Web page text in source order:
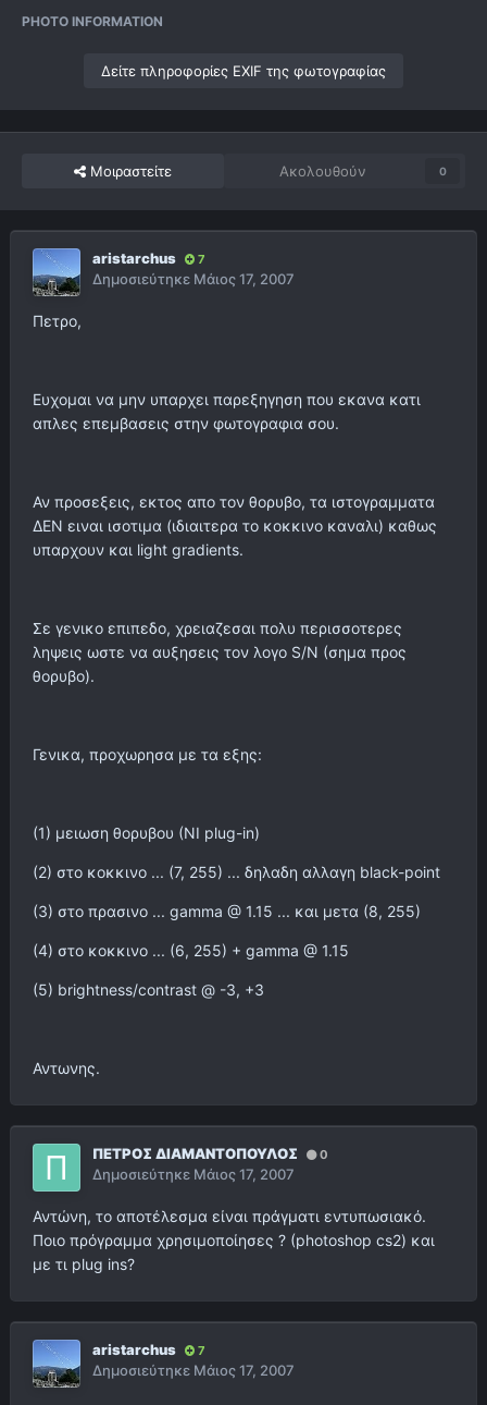
PHOTO INFORMATION
Δείτε πληροφορίες EXIF της φωτογραφίας
Μοιραστείτε Ακολουθούν 0
aristarchus 7
Δημοσιεύτηκε Μάιος 17, 2007
Πετρο,
Ευχομαι να μην υπαρχει παρεξηγηση που εκανα κατι
απλες επεμβασεις στην φωτογραφια σου.
Αν προσεξεις, εκτος απο τον θορυβο, τα ιστογραμματα
ΔΕΝ ειναι ισοτιμα (ιδιαιτερα το κοκκινο καναλι) καθως
υπαρχουν και light gradients.
Σε γενικο επιπεδο, χρειαζεσαι πολυ περισσοτερες
ληψεις ωστε να αυξησεις τον λογο S/N (σημα προς
θορυβο).
Γενικα, προχωρησα με τα εξης:
(1) μειωση θορυβου (ΝΙ plug-in)
(2) στο κοκκινο ... (7, 255) ... δηλαδη αλλαγη black-point
(3) στο πρασινο ... gamma @ 1.15 ... και μετα (8, 255)
(4) στο κοκκινο ... (6, 255) + gamma @ 1.15
(5) brightness/contrast @ -3, +3
Αντωνης.
ΠΕΤΡΟΣ ΔΙΑΜΑΝΤΟΠΟΥΛΟΣ 0
Δημοσιεύτηκε Μάιος 17, 2007
Αντώνη, το αποτέλεσμα είναι πράγματι εντυπωσιακό.
Ποιο πρόγραμμα χρησιμοποίησες ? (photoshop cs2) και
με τι plug ins?
aristarchus 7
Δημοσιεύτηκε Μάιος 17, 2007